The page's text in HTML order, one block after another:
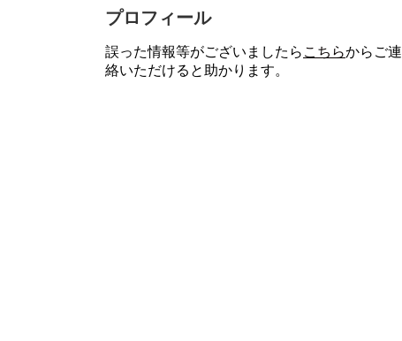
プロフィール
誤った情報等がございましたら こちらからご連
絡いただけると助かります。